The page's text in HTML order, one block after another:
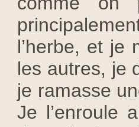
l’herbe, et je
les autres, je
je ramasse
Je l’enroule